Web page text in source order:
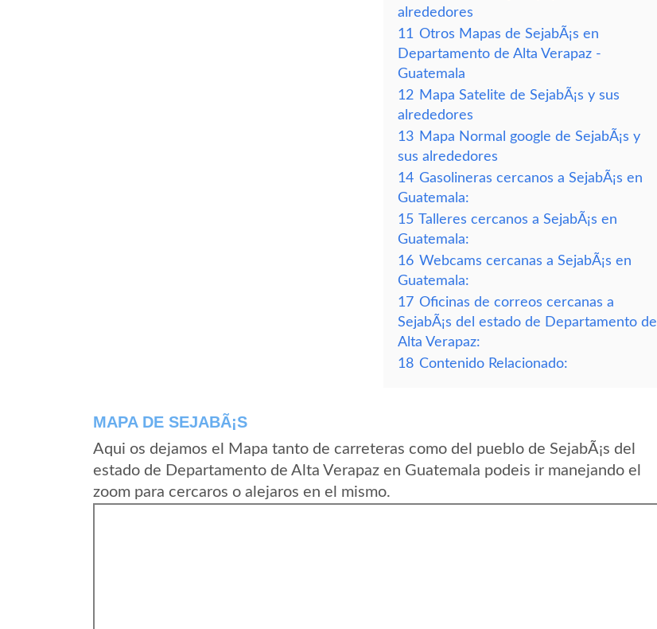
alrededores
11 Otros Mapas de SejabÃ¡s en
Departamento de Alta Verapaz -
Guatemala
12 Mapa Satelite de SejabÃ¡s y sus
alrededores
13 Mapa Normal google de SejabÃ¡s y
sus alrededores
14 Gasolineras cercanos a SejabÃ¡s en
Guatemala:
15 Talleres cercanos a SejabÃ¡s en
Guatemala:
16 Webcams cercanas a SejabÃ¡s en
Guatemala:
17 Oficinas de correos cercanas a
SejabÃ¡s del estado de Departamento de
Alta Verapaz:
18 Contenido Relacionado:
MAPA DE SEJABÃ¡S
Aqui os dejamos el Mapa tanto de carreteras como del pueblo de SejabÃ¡s del
estado de Departamento de Alta Verapaz en Guatemala podeis ir manejando el
zoom para cercaros o alejaros en el mismo.